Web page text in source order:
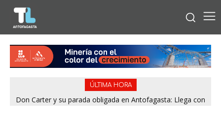
ÚLTIMA HORA
Don Carter y su parada obligada en Antofagasta: Llega con